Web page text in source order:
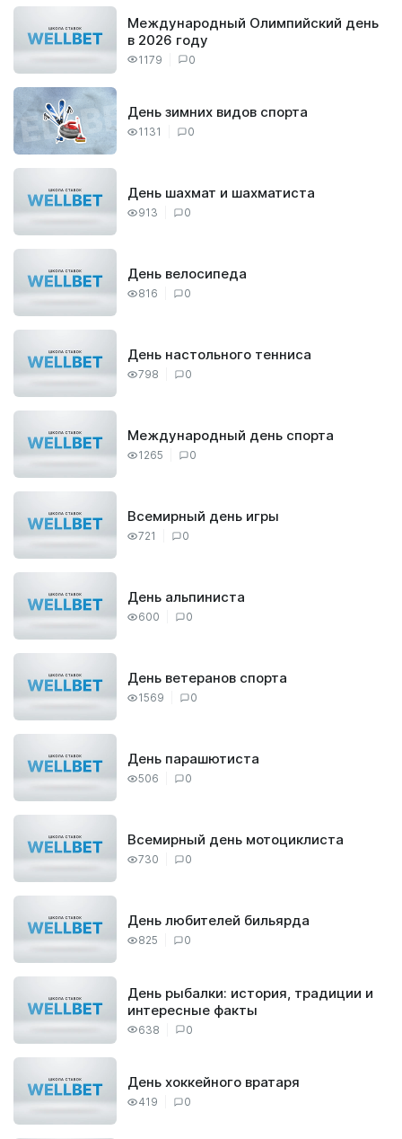
1179 0
Международный Олимпийский день
в 2026 году
1131 0
День зимних видов спорта
913 0
День шахмат и шахматиста
816 0
День велосипеда
798 0
День настольного тенниса
1265 0
Международный день спорта
721 0
Всемирный день игры
600 0
День альпиниста
1569 0
День ветеранов спорта
506 0
День парашютиста
730 0
Всемирный день мотоциклиста
825 0
День любителей бильярда
638 0
День рыбалки: история, традиции и
интересные факты
419 0
День хоккейного вратаря